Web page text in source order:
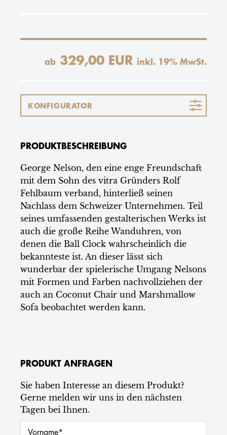
ab 329,00 EUR inkl. 19% MwSt.
KONFIGURATOR
PRODUKTBESCHREIBUNG
George Nelson, den eine enge Freundschaft
mit dem Sohn des vitra Gründers Rolf
Fehlbaum verband, hinterließ seinen
Nachlass dem Schweizer Unternehmen. Teil
seines umfassenden gestalterischen Werks ist
auch die große Reihe Wanduhren, von
denen die Ball Clock wahrscheinlich die
bekannteste ist. An dieser lässt sich
wunderbar der spielerische Umgang Nelsons
mit Formen und Farben nachvollziehen der
auch an Coconut Chair und Marshmallow
Sofa beobachtet werden kann.
PRODUKT ANFRAGEN
Sie haben Interesse an diesem Produkt?
Gerne melden wir uns in den nächsten
Tagen bei Ihnen.